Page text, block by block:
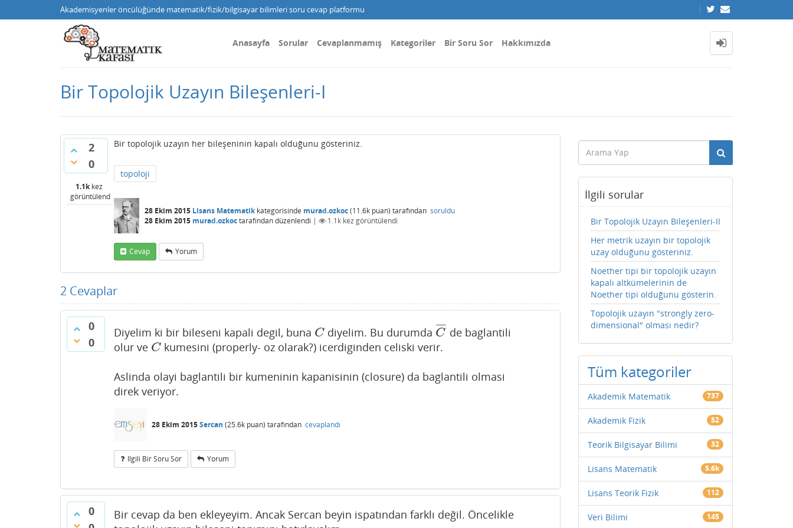
Akademisyenler öncülüğünde matematik/fizik/bilgisayar bilimleri soru cevap platformu
Anasayfa Sorular Cevaplanmamış Kategoriler Bir Soru Sor Hakkımızda
Bir Topolojik Uzayın Bileşenleri-I
2
0
1.1kkez
görüntülendi
Bir topolojik uzayın her bileşeninin kapalı olduğunu gösteriniz.
topoloji
28 Ekim 2015 Lisans Matematikkategorisinde murad.ozkoc(11.6k puan) tarafından soruldu
28 Ekim 2015 murad.ozkoctarafındandüzenlendi | 1.1k kez görüntülendi
Cevap Yorum
2 Cevaplar
0
0
Diyelim ki bir bileseni kapali degil, buna C
C diyelim. Bu durumda C
¯¯
¯¯
C¯ de baglantili
olur ve C
C kumesini (properly- oz olarak?) icerdiginden celiski verir.
Aslinda olayi baglantili bir kumeninin kapanisinin (closure) da baglantili olmasi
direk veriyor.
28 Ekim 2015Sercan (25.6k puan) tarafından cevaplandı
Ilgili Bir Soru Sor Yorum
0
Bir cevap da ben ekleyeyim. Ancak Sercan beyin ispatından farklı değil. Öncelikle
İlgili sorular
Bir Topolojik Uzayın Bileşenleri-II
Her metrik uzayın bir topolojik
uzay olduğunu gösteriniz.
Noether tipi bir topolojik uzayın
kapalı altkümelerinin de
Noether tipi olduğunu gösterin.
Topolojik uzayın "strongly zero-
dimensional" olması nedir?
Tüm kategoriler
Akademik Matematik 737
Akademik Fizik 52
Teorik Bilgisayar Bilimi 32
Lisans Matematik 5.6k
Lisans Teorik Fizik 112
Veri Bilimi 145